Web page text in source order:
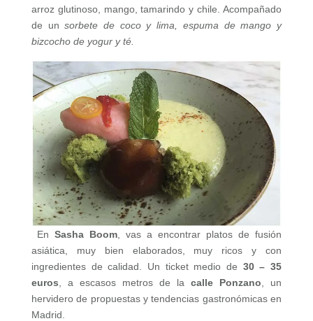
arroz glutinoso, mango, tamarindo y chile. Acompañado
de unsorbete de coco y lima, espuma de mango y
bizcocho de yogur y té.
En Sasha Boom, vas a encontrar platos de fusión
asiática, muy bien elaborados, muy ricos y con
ingredientes de calidad. Un ticket medio de 30 – 35
euros , a escasos metros de lacalle Ponzano , un
hervidero de propuestas y tendencias gastronómicas en
Madrid.